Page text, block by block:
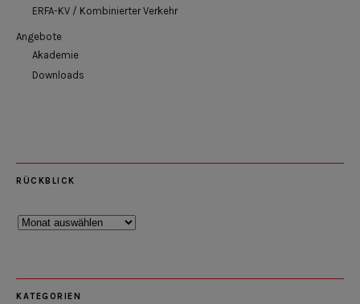
ERFA-KV / Kombinierter Verkehr
Angebote
Akademie
Downloads
RÜCKBLICK
Rückblick
KATEGORIEN